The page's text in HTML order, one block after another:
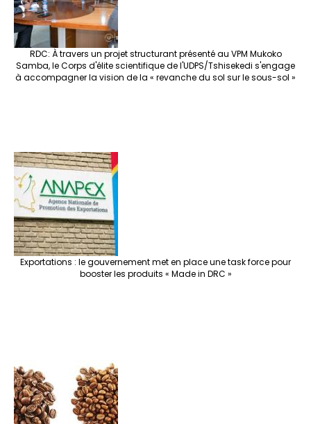
RDC: À travers un projet structurant présenté au VPM Mukoko
Samba, le Corps d'élite scientifique de l'UDPS/Tshisekedi s'engage
à accompagner la vision de la « revanche du sol sur le sous-sol »
Exportations : le gouvernement met en place une task force pour
booster les produits « Made in DRC »